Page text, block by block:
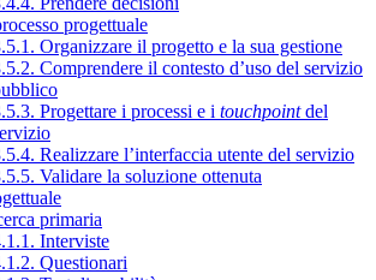
progettuale
Organizzare il progetto e la sua gestione
Comprendere il contesto d’uso del servizio
Progettare i processi e i touchpointdel
Realizzare l’interfaccia utente del servizio
Validare la soluzione ottenuta
primaria
Interviste
Questionari